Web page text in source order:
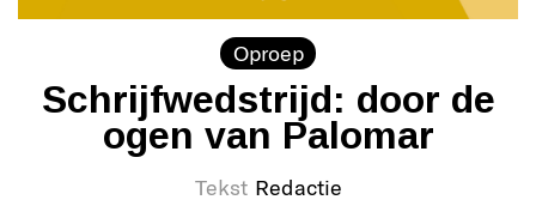
Oproep
Schrijfwedstrijd: door de
ogen van Palomar
Tekst Redactie